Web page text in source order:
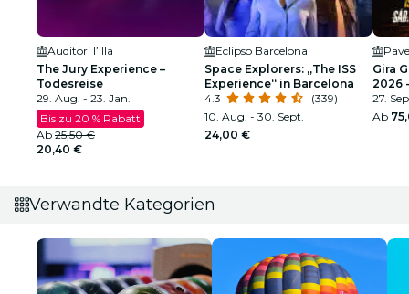
Auditori l’illa
The Jury Experience –
Todesreise
29. Aug. - 23. Jan.
Bis zu 20 % Rabatt
Ab 25,50 €
20,40 €
Eclipso Barcelona
Space Explorers: „The ISS
Experience“ in Barcelona
4.3
(339)
10. Aug. - 30. Sept.
24,00 €
Gira
2026
27.
Ab
Verwandte Kategorien